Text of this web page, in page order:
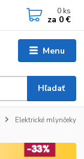
Menu
Hľadať
0 ks
za 0 €
Elektrické mlynčeky